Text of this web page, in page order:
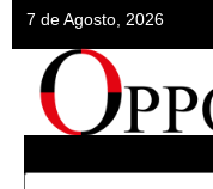
7 de Agosto, 2026